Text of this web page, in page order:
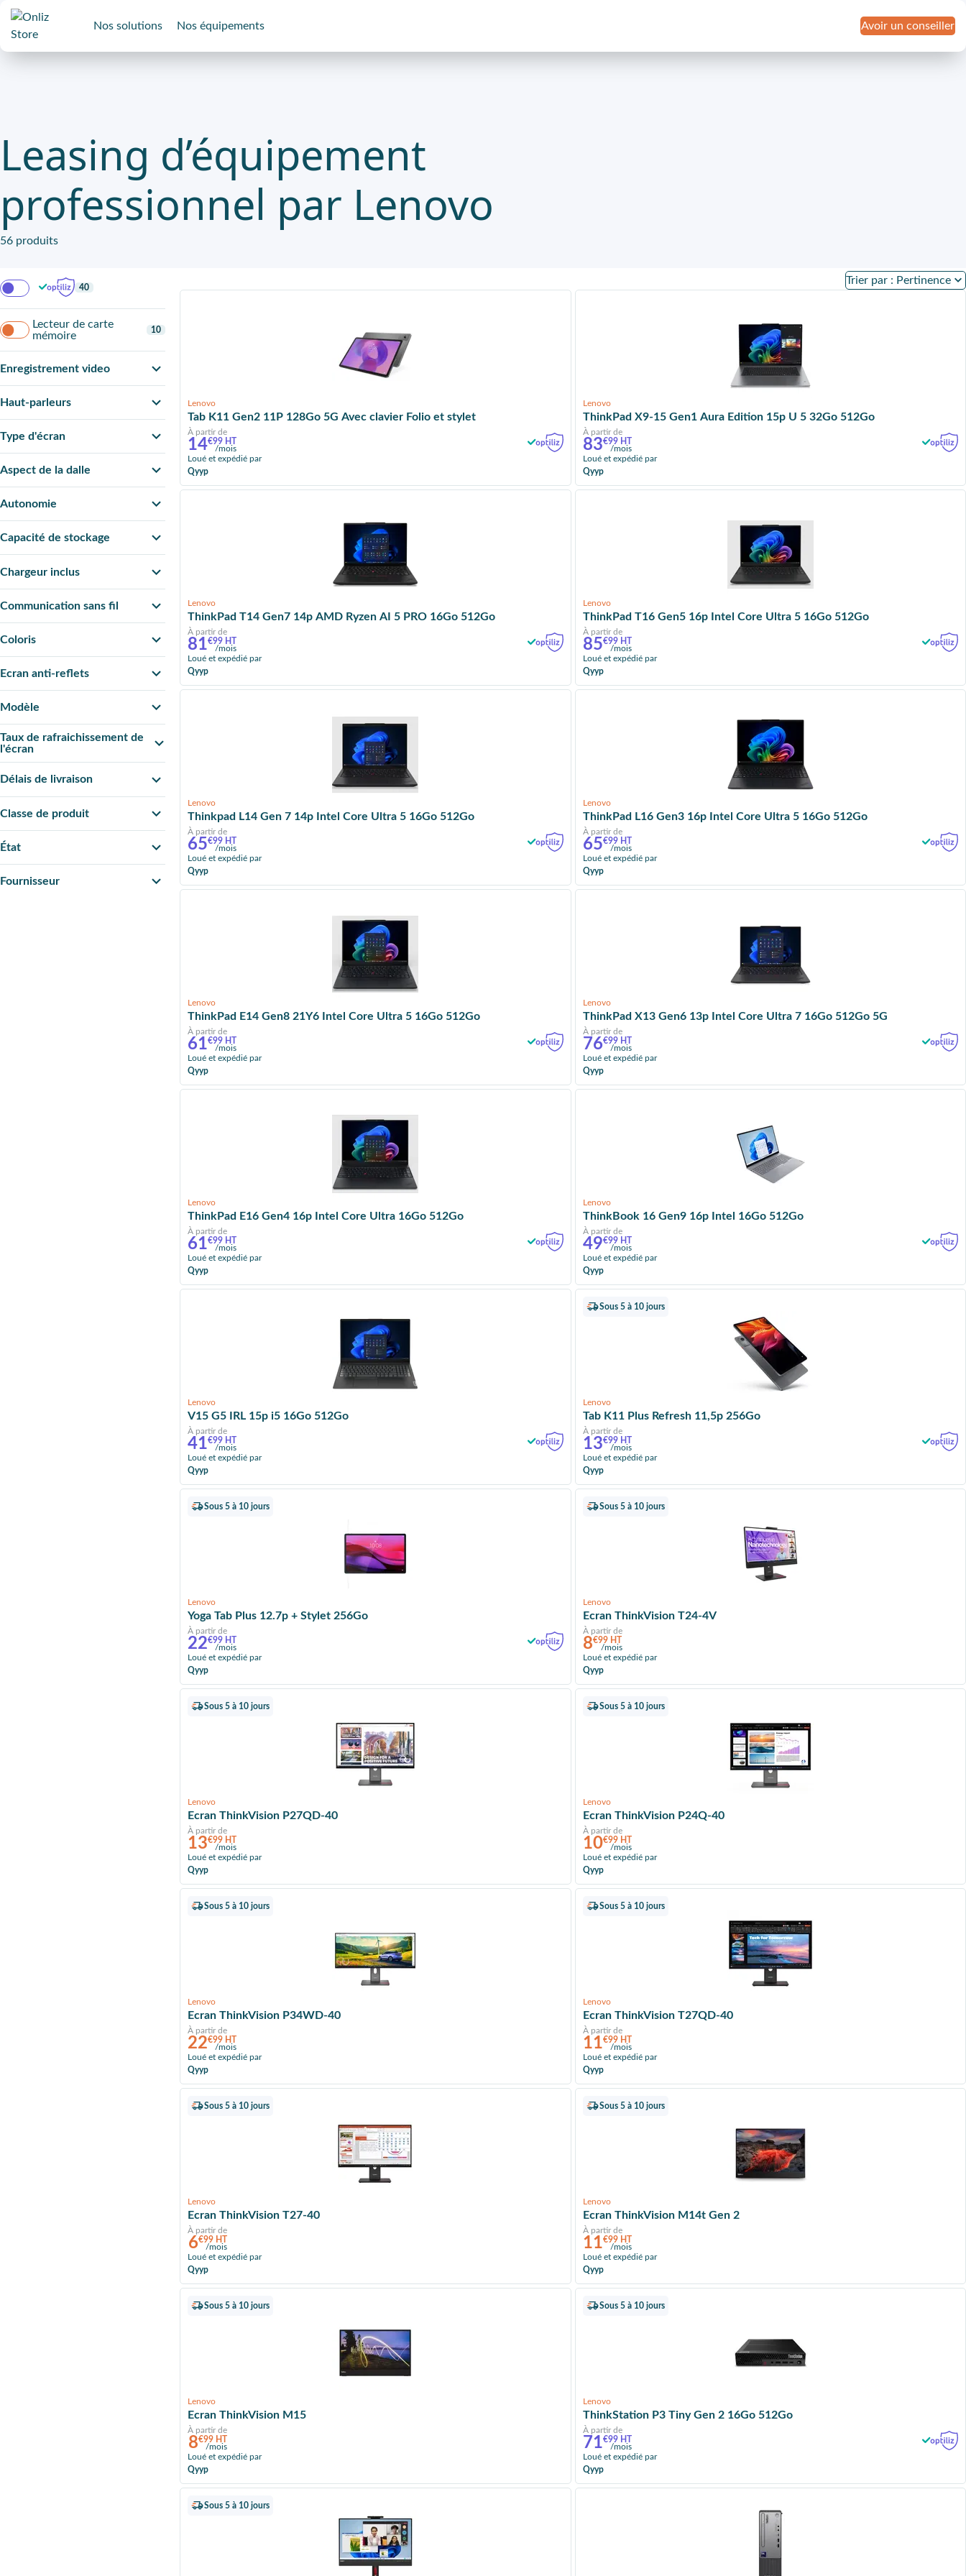
Nos solutions Nos équipements Avoir un conseiller
Leasing d’équipement
professionnel par Lenovo
56 produits
40
Lecteur de carte
mémoire
10
Enregistrement video
Haut-parleurs
Type d'écran
Aspect de la dalle
Autonomie
Capacité de stockage
Chargeur inclus
Communication sans fil
Coloris
Ecran anti-reflets
Modèle
Taux de rafraichissement de
l'écran
Délais de livraison
Classe de produit
État
Fournisseur
Trier par : Pertinence
Lenovo
Tab K11 Gen2 11P 128Go 5G Avec clavier Folio et stylet
À partir de
14€99 HT
/mois
Loué et expédié par
Qyyp
Lenovo
ThinkPad X9-15 Gen1 Aura Edition 15p U 5 32Go 512Go
À partir de
83€99 HT
/mois
Loué et expédié par
Qyyp
Lenovo
ThinkPad T14 Gen7 14p AMD Ryzen AI 5 PRO 16Go 512Go
À partir de
81€99 HT
/mois
Loué et expédié par
Qyyp
Lenovo
ThinkPad T16 Gen5 16p Intel Core Ultra 5 16Go 512Go
À partir de
85€99 HT
/mois
Loué et expédié par
Qyyp
Lenovo
Thinkpad L14 Gen 7 14p Intel Core Ultra 5 16Go 512Go
À partir de
65€99 HT
/mois
Loué et expédié par
Qyyp
Lenovo
ThinkPad L16 Gen3 16p Intel Core Ultra 5 16Go 512Go
À partir de
65€99 HT
/mois
Loué et expédié par
Qyyp
Lenovo
ThinkPad E14 Gen8 21Y6 Intel Core Ultra 5 16Go 512Go
À partir de
61€99 HT
/mois
Loué et expédié par
Qyyp
Lenovo
ThinkPad X13 Gen6 13p Intel Core Ultra 7 16Go 512Go 5G
À partir de
76€99 HT
/mois
Loué et expédié par
Qyyp
Lenovo
ThinkPad E16 Gen4 16p Intel Core Ultra 16Go 512Go
À partir de
61€99 HT
/mois
Loué et expédié par
Qyyp
Lenovo
ThinkBook 16 Gen9 16p Intel 16Go 512Go
À partir de
49€99 HT
/mois
Loué et expédié par
Qyyp
Lenovo
V15 G5 IRL 15p i5 16Go 512Go
À partir de
41€99 HT
/mois
Loué et expédié par
Qyyp
Sous 5 à 10 jours
Lenovo
Tab K11 Plus Refresh 11,5p 256Go
À partir de
13€99 HT
/mois
Loué et expédié par
Qyyp
Sous 5 à 10 jours
Lenovo
Yoga Tab Plus 12.7p + Stylet 256Go
À partir de
22€99 HT
/mois
Loué et expédié par
Qyyp
Sous 5 à 10 jours
Lenovo
Ecran ThinkVision T24-4V
À partir de
8€99 HT
/mois
Loué et expédié par
Qyyp
Sous 5 à 10 jours
Lenovo
Ecran ThinkVision P27QD-40
À partir de
13€99 HT
/mois
Loué et expédié par
Qyyp
Sous 5 à 10 jours
Lenovo
Ecran ThinkVision P24Q-40
À partir de
10€99 HT
/mois
Loué et expédié par
Qyyp
Sous 5 à 10 jours
Lenovo
Ecran ThinkVision P34WD-40
À partir de
22€99 HT
/mois
Loué et expédié par
Qyyp
Sous 5 à 10 jours
Lenovo
Ecran ThinkVision T27QD-40
À partir de
11€99 HT
/mois
Loué et expédié par
Qyyp
Sous 5 à 10 jours
Lenovo
Ecran ThinkVision T27-40
À partir de
6€99 HT
/mois
Loué et expédié par
Qyyp
Sous 5 à 10 jours
Lenovo
Ecran ThinkVision M14t Gen 2
À partir de
11€99 HT
/mois
Loué et expédié par
Qyyp
Sous 5 à 10 jours
Lenovo
Ecran ThinkVision M15
À partir de
8€99 HT
/mois
Loué et expédié par
Qyyp
Sous 5 à 10 jours
Lenovo
ThinkStation P3 Tiny Gen 2 16Go 512Go
À partir de
71€99 HT
/mois
Loué et expédié par
Qyyp
Sous 5 à 10 jours